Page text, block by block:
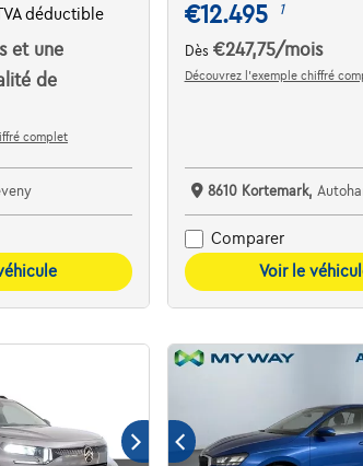
déductible
et une
de
complet
€12.495 1
Dès €247,75/mois
Découvrez l’exemple chiffré
8610 Kortemark,
Comparer
Voir le